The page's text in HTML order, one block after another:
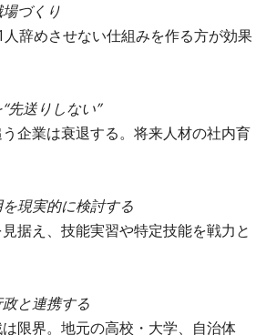
づくり
辞めさせない仕組みを作る方が効果
先送りしない”
企業は衰退する。将来人材の社内育
現実的に検討する
据え、技能実習や特定技能を戦力と
と連携する
限界。地元の高校・大学、自治体